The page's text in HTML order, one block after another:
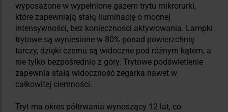
wyposażone w wypełnione gazem trytu mikrorurki,
które zapewniają stałą iluminację o mocnej
intensywności, bez konieczności aktywowania. Lampki
trytowe są wyniesione w 80% ponad powierzchnię
tarczy, dzięki czemu są widoczne pod różnym kątem, a
nie tylko bezpośrednio z góry. Trytowe podświetlenie
zapewnia stałą widoczność zegarka nawet w
całkowitej ciemności.
Tryt ma okres półtrwania wynoszący 12 lat, co